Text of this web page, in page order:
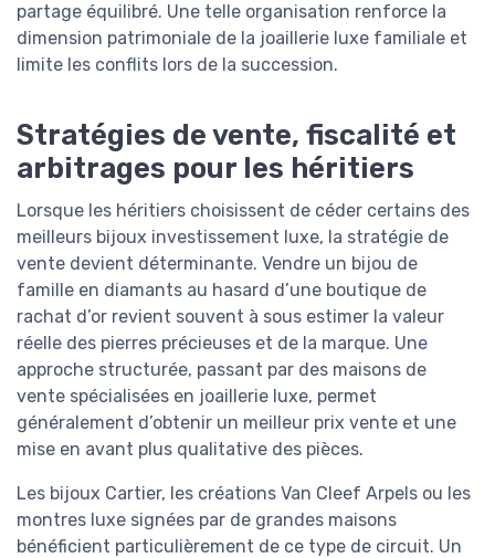
partage équilibré. Une telle organisation renforce la
dimension patrimoniale de la joaillerie luxe familiale et
limite les conflits lors de la succession.
Stratégies de vente, fiscalité et
arbitrages pour les héritiers
Lorsque les héritiers choisissent de céder certains des
meilleurs bijoux investissement luxe, la stratégie de
vente devient déterminante. Vendre un bijou de
famille en diamants au hasard d’une boutique de
rachat d’or revient souvent à sous estimer la valeur
réelle des pierres précieuses et de la marque. Une
approche structurée, passant par des maisons de
vente spécialisées en joaillerie luxe, permet
généralement d’obtenir un meilleur prix vente et une
mise en avant plus qualitative des pièces.
Les bijoux Cartier, les créations Van Cleef Arpels ou les
montres luxe signées par de grandes maisons
bénéficient particulièrement de ce type de circuit. Un